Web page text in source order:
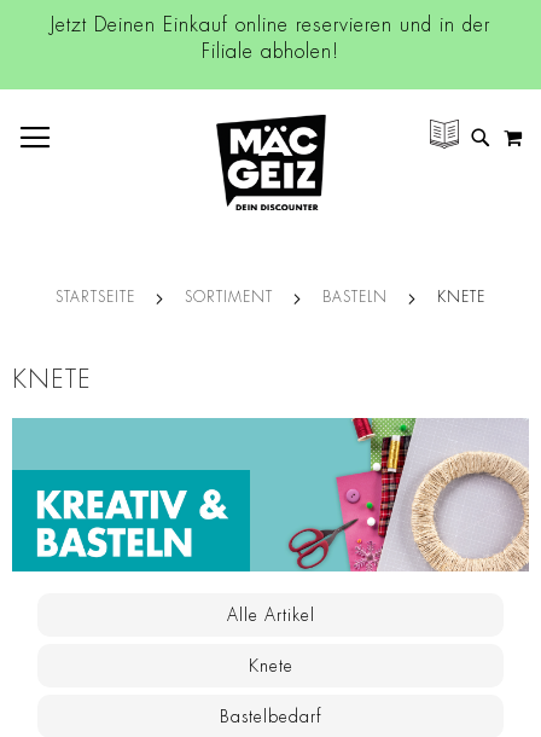
Jetzt Deinen Einkauf online reservieren und in der
Filiale abholen!
SUCHE
STARTSEITE SORTIMENT BASTELN KNETE
KNETE
Alle Artikel
Knete
Bastelbedarf